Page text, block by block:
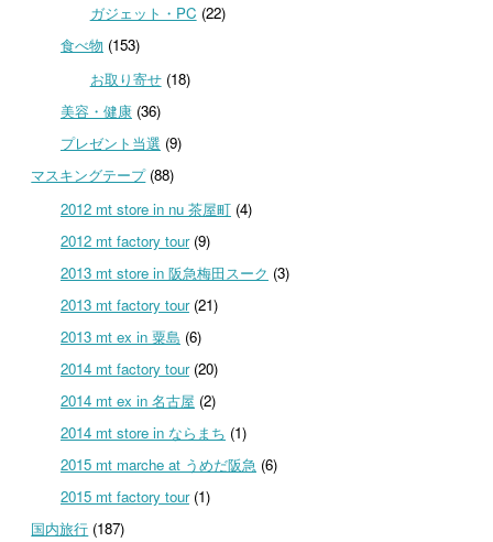
ガジェット・PC (22)
食べ物 (153)
お取り寄せ(18)
美容・健康(36)
プレゼント当選 (9)
マスキングテープ(88)
2012 mt store in nu 茶屋町(4)
2012 mt factory tour(9)
2013 mt store in 阪急梅田スーク (3)
2013 mt factory tour(21)
2013 mt ex in 粟島 (6)
2014 mt factory tour(20)
2014 mt ex in 名古屋 (2)
2014 mt store in ならまち (1)
2015 mt marche at うめだ阪急 (6)
2015 mt factory tour(1)
国内旅行 (187)